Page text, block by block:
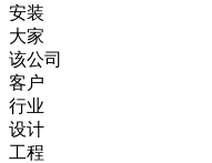
安装
大家
该公司
客户
行业
设计
工程